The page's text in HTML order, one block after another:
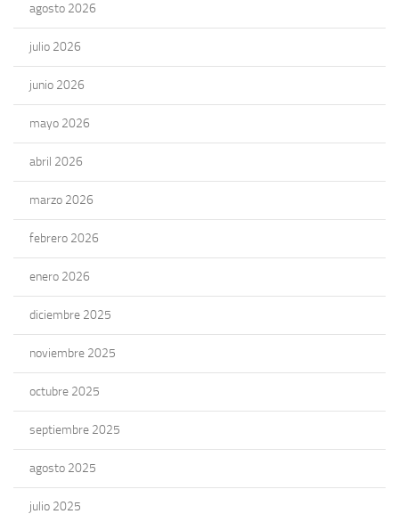
agosto 2026
julio 2026
junio 2026
mayo 2026
abril 2026
marzo 2026
febrero 2026
enero 2026
diciembre 2025
noviembre 2025
octubre 2025
septiembre 2025
agosto 2025
julio 2025